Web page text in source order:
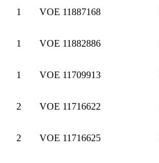
1 VOE 11887168
1 VOE 11882886
1 VOE 11709913
2 VOE 11716622
2 VOE 11716625